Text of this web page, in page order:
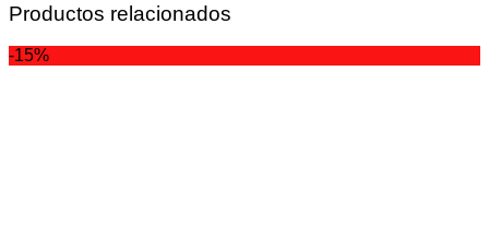
Productos relacionados
-15%